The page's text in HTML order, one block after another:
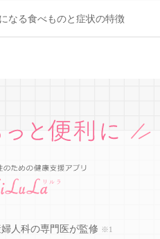
なる食べものと症状の特徴
婦人科の専門医が監修 ※1